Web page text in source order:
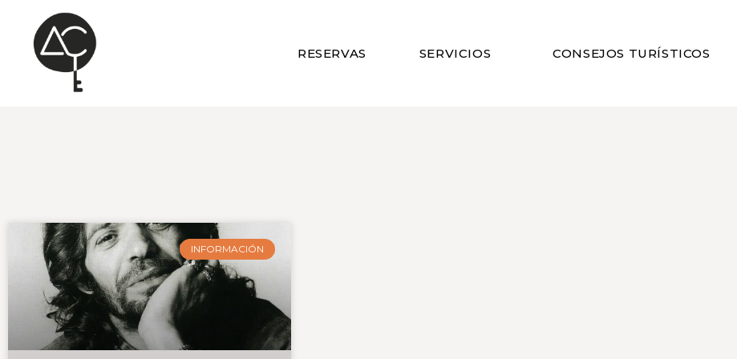
RESERVAS SERVICIOS CONSEJOS TURÍSTICOS
INFORMACIÓN